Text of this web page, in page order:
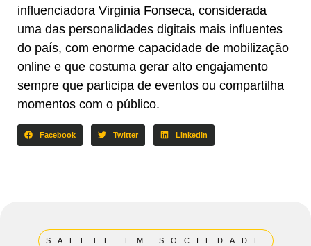
influenciadora Virginia Fonseca, considerada
uma das personalidades digitais mais influentes
do país, com enorme capacidade de mobilização
online e que costuma gerar alto engajamento
sempre que participa de eventos ou compartilha
momentos com o público.
Facebook Twitter LinkedIn
SALETE EM SOCIEDADE